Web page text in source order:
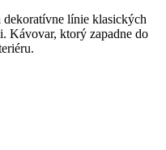
dekoratívne línie klasických
Kávovar, ktorý zapadne do